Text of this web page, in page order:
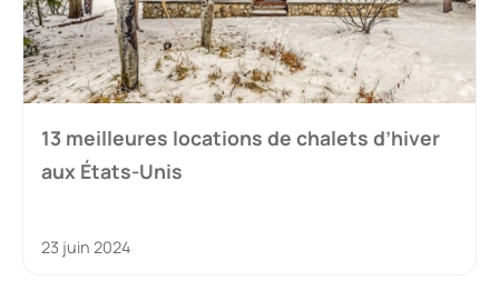
13 meilleures locations de chalets d’hiver
aux États-Unis
23 juin 2024